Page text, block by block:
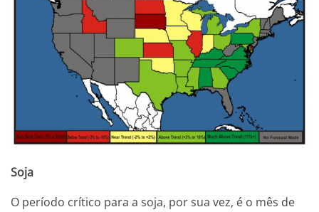
Soja
O período crítico para a soja, por sua vez, é o mês de